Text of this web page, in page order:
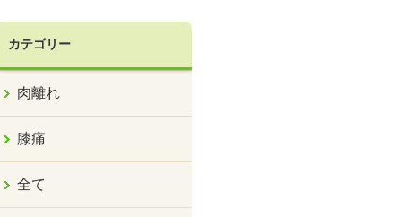
カテゴリー
肉離れ
膝痛
全て